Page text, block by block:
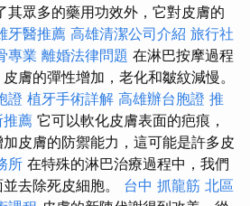
其眾多的藥用功效外，它對皮膚的
牙醫推薦 高雄清潔公司介紹 旅行社
專業 離婚法律問題 在淋巴按摩過程
膚的彈性增加，老化和皺紋減慢。
證 植牙手術詳解 高雄辦台胞證 推
推薦 它可以軟化皮膚表面的疤痕，
皮膚的防禦能力，這可能是許多皮
所 在特殊的淋巴治療過程中，我們
去除死皮細胞。 台中 抓龍筋 北區